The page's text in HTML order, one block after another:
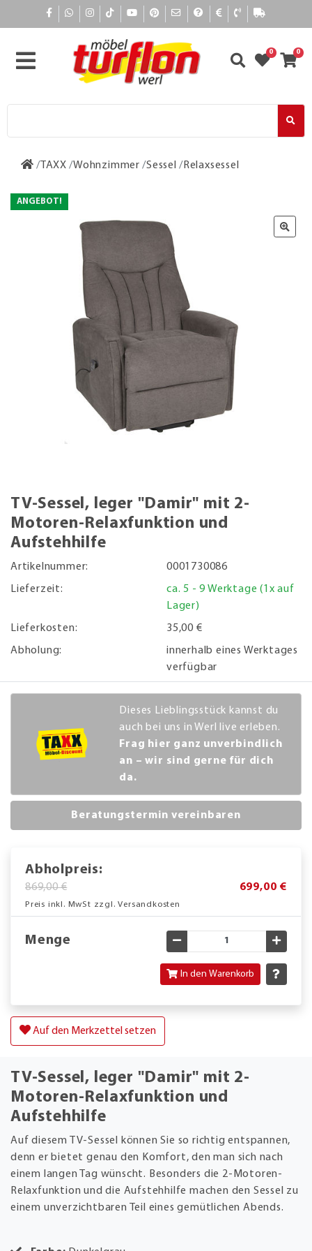
0 0
TAXX Wohnzimmer Sessel Relaxsessel
ANGEBOT!
TV-Sessel, leger "Damir" mit 2-
Motoren-Relaxfunktion und
Aufstehhilfe
Artikelnummer:
0001730086
Lieferzeit:
ca. 5 - 9 Werktage (1x auf
Lager)
Lieferkosten:
35,00 €
Abholung:
innerhalb eines Werktages
verfügbar
Dieses Lieblingsstück kannst du
auch bei uns in Werl live erleben.
Frag hier ganz unverbindlich
an – wir sind gerne für dich
da.
Beratungstermin vereinbaren
Abholpreis:
869,00 € 699,00 €
Preis inkl. MwSt zzgl. Versandkosten
Menge Gewünschte Menge
In den Warenkorb
Auf den Merkzettel setzen
TV-Sessel, leger "Damir" mit 2-
Motoren-Relaxfunktion und
Aufstehhilfe
Auf diesem TV-Sessel können Sie so richtig entspannen,
denn er bietet genau den Komfort, den man sich nach
einem langen Tag wünscht. Besonders die 2-Motoren-
Relaxfunktion und die Aufstehhilfe machen den Sessel zu
einem unverzichtbaren Teil eines gemütlichen Abends.